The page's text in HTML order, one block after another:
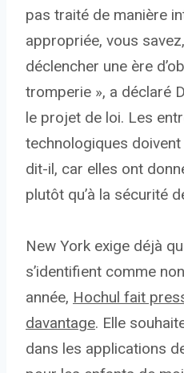
pas traité de manière
appropriée, vous
déclencher une ère
tromperie », a déclaré
le projet de loi. Les
technologiques
dit-il, car elles ont
plutôt qu’à la sécurité
New York exige déjà
s’identifient comme
année, Hochul fait
davantage. Elle
dans les applications